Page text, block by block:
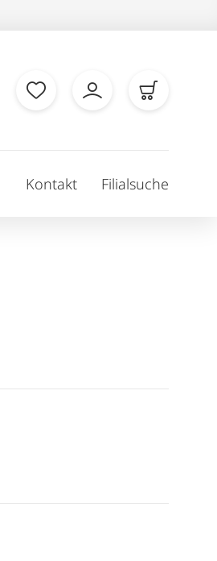
Kontakt Filialsuche